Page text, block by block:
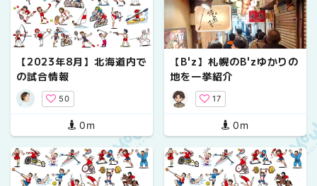
【2023年8月】北海道内で
の試合情報
50
0m
【B'z】札幌のB'zゆかりの
地を一挙紹介
17
0m